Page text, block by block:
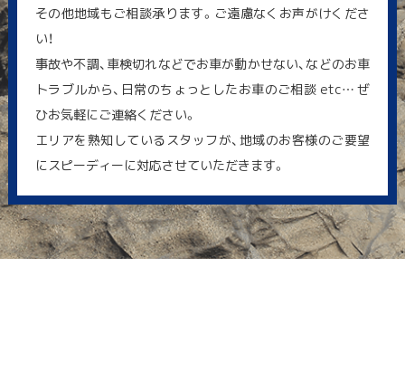
その他地域もご相談承ります。ご遠慮なくお声がけくださ
い！
事故や不調、車検切れなどでお車が動かせない、などのお車
トラブルから、日常のちょっとしたお車のご相談 etc… ぜ
ひお気軽にご連絡ください。
エリアを熟知しているスタッフが、地域のお客様のご要望
にスピーディーに対応させていただきます。